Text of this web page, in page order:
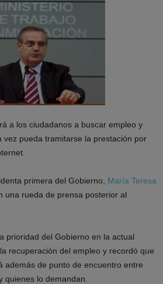
a los ciudadanos a buscar empleo y
vez pueda tramitarse la prestación por
primera del Gobierno, María Teresa
una rueda de prensa posterior al
prioridad del Gobierno en la actual
recuperación del empleo y recordó que
además de punto de encuentro entre
quienes lo demandan.